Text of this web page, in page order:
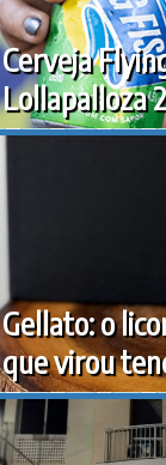
Cerveja
Lollapalloza
Gellato: o
que virou